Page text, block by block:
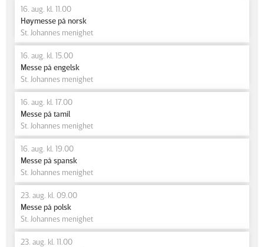
16. aug. kl. 11.00
Høymesse på norsk
St. Johannes menighet
16. aug. kl. 15.00
Messe på engelsk
St. Johannes menighet
16. aug. kl. 17.00
Messe på tamil
St. Johannes menighet
16. aug. kl. 19.00
Messe på spansk
St. Johannes menighet
23. aug. kl. 09.00
Messe på polsk
St. Johannes menighet
23. aug. kl. 11.00